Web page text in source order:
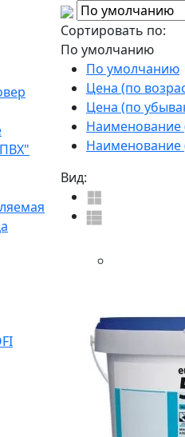
Сортировать по:
По умолчанию
По умолчанию
Цена (по
Цена (по
Наименование
Наименование
Вид: